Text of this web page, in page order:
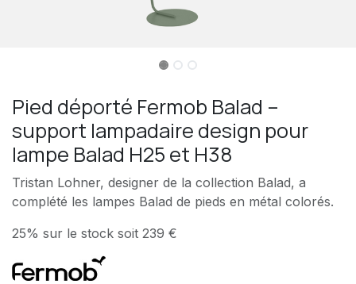
Pied déporté Fermob Balad –
support lampadaire design pour
lampe Balad H25 et H38
Tristan Lohner, designer de la collection Balad, a
complété les lampes Balad de pieds en métal colorés.
25% sur le stock soit 239 €